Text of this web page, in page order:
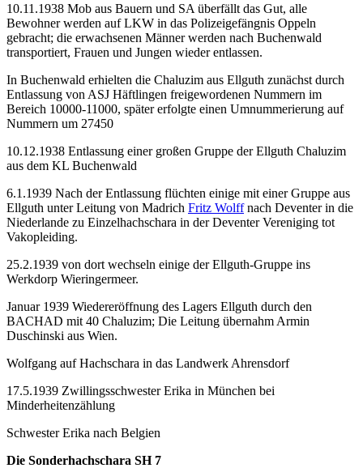
10.11.1938 Mob aus Bauern und SA überfällt das Gut, alle
Bewohner werden auf LKW in das Polizeigefängnis Oppeln
gebracht; die erwachsenen Männer werden nach Buchenwald
transportiert, Frauen und Jungen wieder entlassen.
In Buchenwald erhielten die Chaluzim aus Ellguth zunächst durch
Entlassung von ASJ Häftlingen freigewordenen Nummern im
Bereich 10000-11000, später erfolgte einen Umnummerierung auf
Nummern um 27450
10.12.1938 Entlassung einer großen Gruppe der Ellguth Chaluzim
aus dem KL Buchenwald
6.1.1939 Nach der Entlassung flüchten einige mit einer Gruppe aus
Ellguth unter Leitung von Madrich Fritz Wolffnach Deventer in die
Niederlande zu Einzelhachschara in der Deventer Vereniging tot
Vakopleiding.
25.2.1939 von dort wechseln einige der Ellguth-Gruppe ins
Werkdorp Wieringermeer.
Januar 1939 Wiedereröffnung des Lagers Ellguth durch den
BACHAD mit 40 Chaluzim; Die Leitung übernahm Armin
Duschinski aus Wien.
Wolfgang auf Hachschara in das Landwerk Ahrensdorf
17.5.1939 Zwillingsschwester Erika in München bei
Minderheitenzählung
Schwester Erika nach Belgien
Die Sonderhachschara SH 7